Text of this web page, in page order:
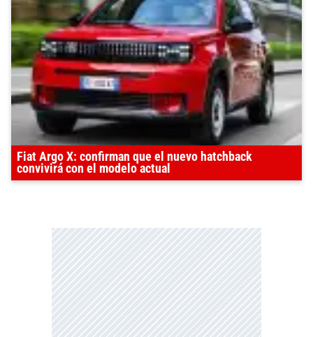
Fiat Argo X: confirman que el nuevo hatchback
convivirá con el modelo actual